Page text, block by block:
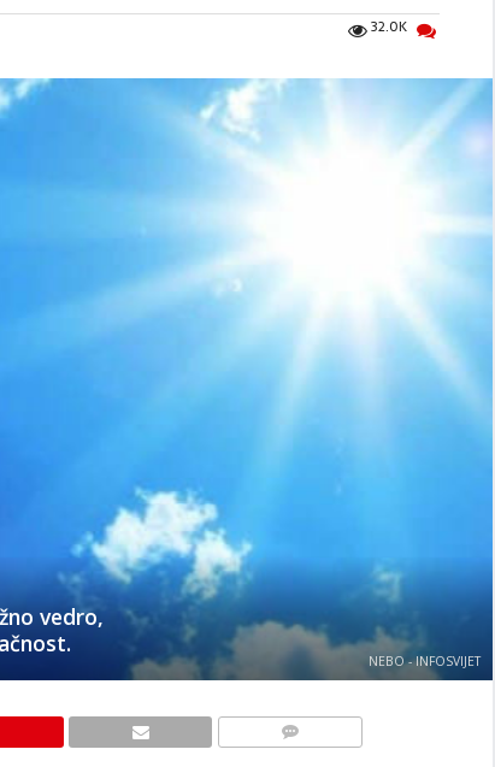
32.0K
vedro,
NEBO - INFOSVIJET